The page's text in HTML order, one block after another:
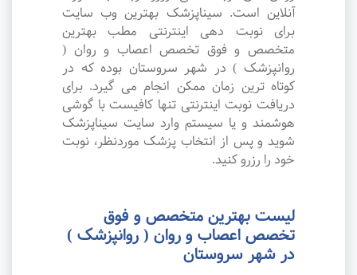
آنلاین است. سیناپزشک بهترین وب سایت
برای نوبت دهی اینترنتی مطب بهترین
متخصص و فوق تخصص اعصاب و روان (
روانپزشک ) در شهر سروستان بوده که در
کوتاه ترین زمان ممکن انجام می گیرد. برای
دریافت نوبت اینترنتی تنها کافیست با گوشی
هوشمند و یا سیستم وارد سایت سیناپزشک
شوید و پس از انتخاب پزشک موردنظر، نوبت
خود را رزرو کنید.
لیست بهترین متخصص و فوق
تخصص اعصاب و روان ( روانپزشک )
در شهر سروستان